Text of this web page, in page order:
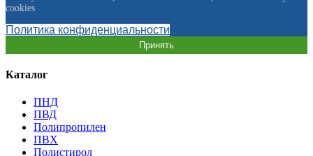
cookies
Политика конфиденциальности
Принять
Каталог
ПНД
ПВД
Полипропилен
ПВХ
Полистирол